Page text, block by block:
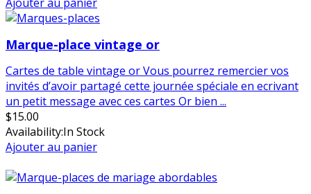
Marque-place vintage or
Cartes de table vintage or Vous pourrez remercier vos
invités d’avoir partagé cette journée spéciale en ecrivant
un petit message avec ces cartes Or bien ...
$15.00
Availability:In Stock
Ajouter au panier